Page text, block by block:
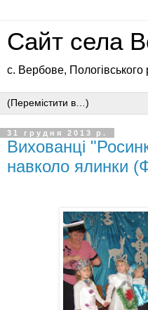
Сайт села
с. Вербове, Пологівського
31 грудня 2013 р.
Вихованці
навколо